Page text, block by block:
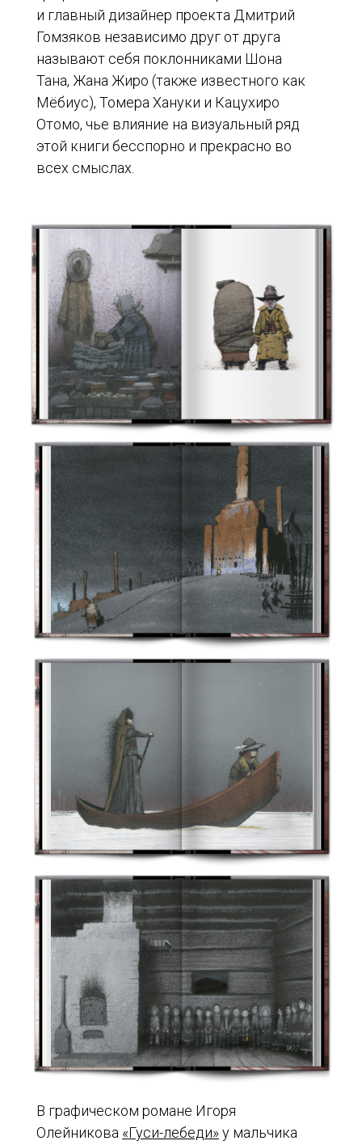
и главный дизайнер проекта Дмитрий
Гомзяков независимо друг от друга
называют себя поклонниками Шона
Тана, Жана Жиро (также известного как
Мёбиус), Томера Хануки и Кацухиро
Отомо, чье влияние на визуальный ряд
этой книги бесспорно и прекрасно во
всех смыслах.
В графическом романе Игоря
Олейникова «Гуси-лебеди»у мальчика